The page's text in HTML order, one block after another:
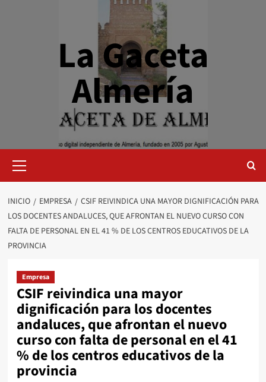
La Gaceta
Almería
primario
INICIO EMPRESA
CSIF REIVINDICA UNA MAYOR DIGNIFICACIÓN PARA
LOS DOCENTES ANDALUCES, QUE AFRONTAN EL NUEVO CURSO CON
FALTA DE PERSONAL EN EL 41 % DE LOS CENTROS EDUCATIVOS DE LA
PROVINCIA
Empresa
CSIF reivindica una mayor
dignificación para los docentes
andaluces, que afrontan el nuevo
curso con falta de personal en el 41
% de los centros educativos de la
provincia